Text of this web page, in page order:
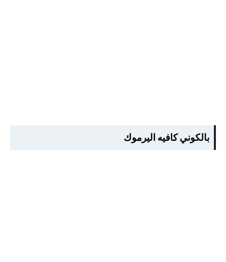
بالكوني كافيه اليرموك